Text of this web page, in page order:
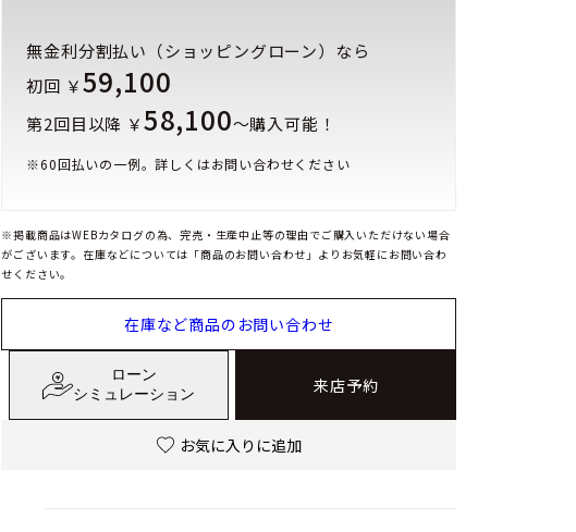
無金利分割払い（ショッピングローン）なら
初回 ￥59,100
第2回目以降 ￥58,100～購入可能！
※60回払いの一例。詳しくはお問い合わせください
※掲載商品はWEBカタログの為、完売・生産中止等の理由でご購入いただけない場合
がございます。在庫などについては「商品のお問い合わせ」よりお気軽にお問い合わ
せください。
在庫など商品のお問い合わせ
ローン
シミュレーション
来店予約
お気に入りに追加